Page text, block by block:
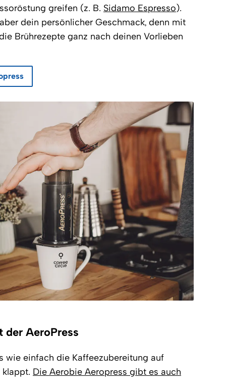
greifen (z. B. Sidamo Espresso).
dein persönlicher Geschmack, denn mit
Brührezepte ganz nach deinen Vorlieben
der AeroPress
wie einfach die Kaffeezubereitung auf
klappt. Die Aerobie Aeropress gibt es auch